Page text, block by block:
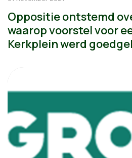
Oppositie ontstemd
waarop voorstel voor
Kerkplein werd